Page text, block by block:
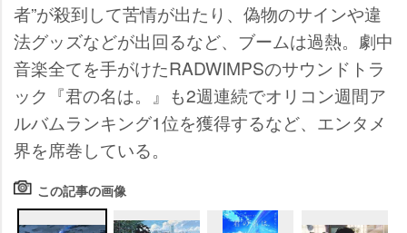
者”が殺到して苦情が出たり、偽物のサインや違
法グッズなどが出回るなど、ブームは過熱。劇中
音楽全てを手がけたRADWIMPSのサウンドトラ
ック『君の名は。』も2週連続でオリコン週間ア
ルバムランキング1位を獲得するなど、エンタメ
界を席巻している。
この記事の画像